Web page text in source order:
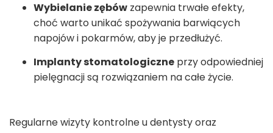
Wybielanie zębów zapewnia trwałe efekty,
choć warto unikać spożywania barwiących
napojów i pokarmów, aby je przedłużyć.
Implanty stomatologiczne przy odpowiedniej
pielęgnacji są rozwiązaniem na całe życie.
Regularne wizyty kontrolne u dentysty oraz